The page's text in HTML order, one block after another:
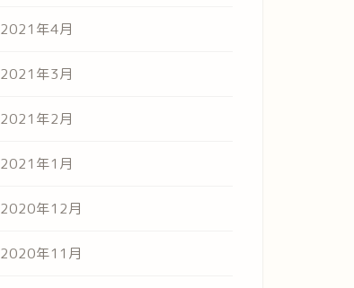
2021年4月
2021年3月
2021年2月
2021年1月
2020年12月
2020年11月